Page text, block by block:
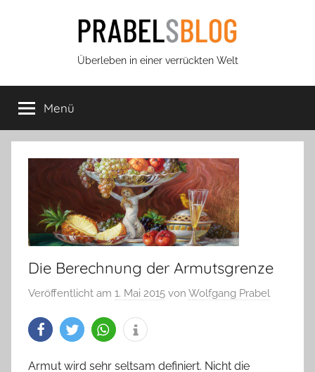
Prabels
Blog
Überleben in einer verrückten Welt
Menü
Die Berechnung der Armutsgrenze
Veröffentlicht am 1. Mai 2015 von Wolfgang Prabel
Armut wird sehr seltsam definiert. Nicht die